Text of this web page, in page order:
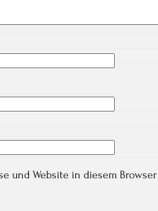
und Website in diesem